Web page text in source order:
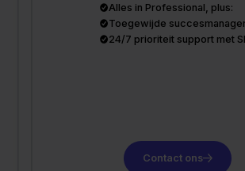
Alles in Professional, plus:
Toegewijde
24/7 prioriteit support met
Contact ons